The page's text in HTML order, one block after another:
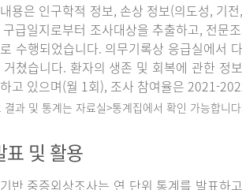
용은 인구학적 정보, 손상 정보(의도성, 기
구급일지로부터 조사대상을 추출하고, 전문
수행되었습니다. 의무기록상 응급실에서
거쳤습니다. 환자의 생존 및 회복에 관한 정
고 있으며(월 1회), 조사 참여율은 2021-
결과 및 통계는 자료실>통계집에서 확인 가능합니
표 및 활용
반 중증외상조사는 연 단위 통계를 발표하